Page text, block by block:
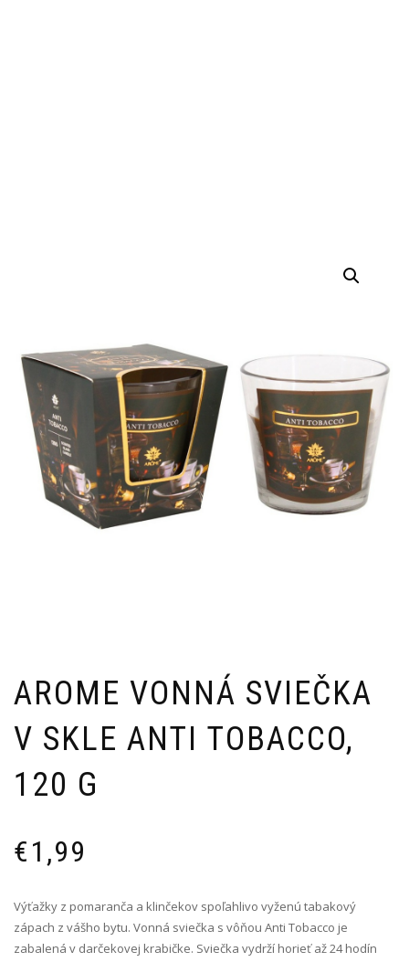
AROME VONNÁ SVIEČKA
V SKLE ANTI TOBACCO,
120 G
€1,99
Výťažky z pomaranča a klinčekov spoľahlivo vyženú tabakový
zápach z vášho bytu. Vonná sviečka s vôňou Anti Tobacco je
zabalená v darčekovej krabičke. Sviečka vydrží horieť až 24 hodín